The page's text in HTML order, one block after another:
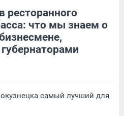
ресторанного
что мы знаем о
самый лучший для